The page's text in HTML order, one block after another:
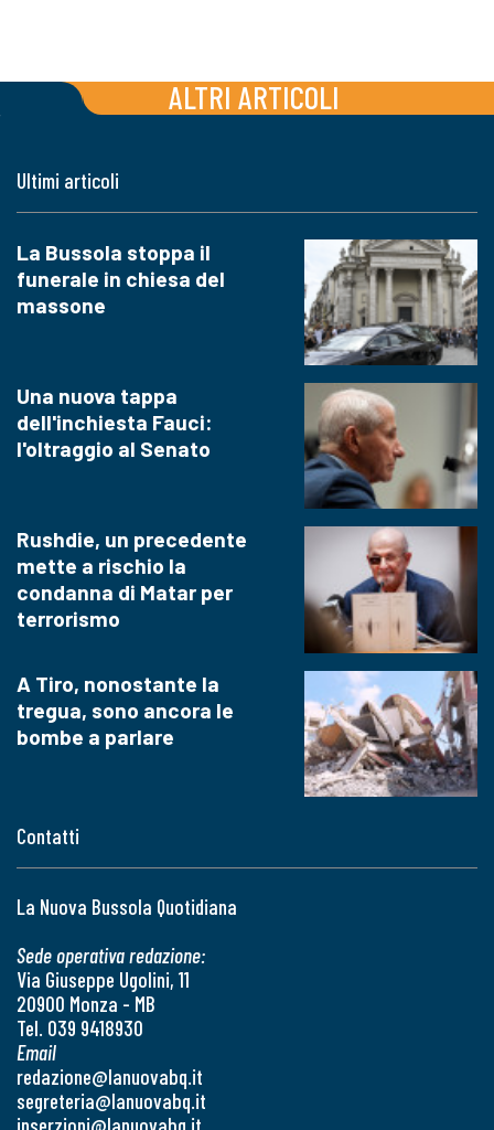
ALTRI ARTICOLI
Contatti
La Nuova Bussola Quotidiana
Sede operativa redazione:
Via Giuseppe Ugolini, 11
20900 Monza - MB
Tel. 039 9418930
Email
redazione@lanuovabq.it
segreteria@lanuovabq.it
Ultimi articoli
La Bussola stoppa il
funerale in chiesa del
massone
Una nuova tappa
dell'inchiesta Fauci:
l'oltraggio al Senato
Rushdie, un precedente
mette a rischio la
condanna di Matar per
terrorismo
A Tiro, nonostante la
tregua, sono ancora le
bombe a parlare